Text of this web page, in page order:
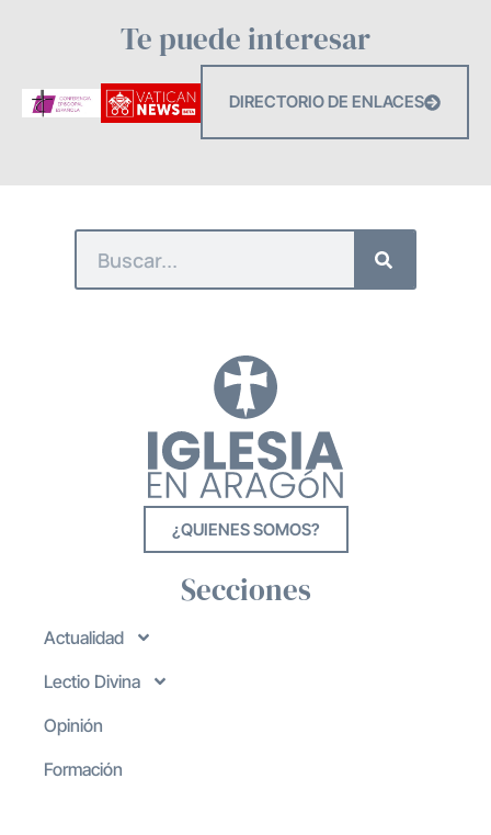
Te puede interesar
DIRECTORIO DE ENLACES
¿QUIENES SOMOS?
Secciones
Actualidad
Lectio Divina
Opinión
Formación